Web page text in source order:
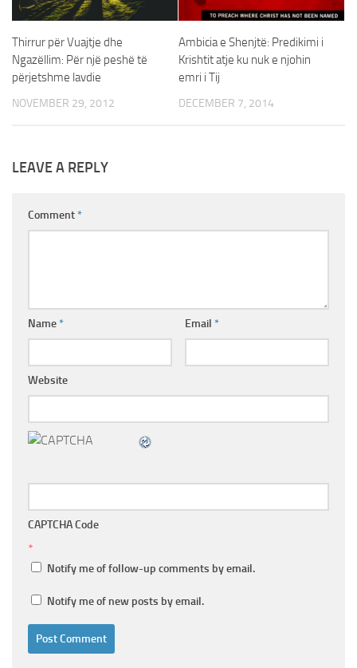
Thirrur për Vuajtje dhe
Ngazëllim: Për një peshë të
përjetshme lavdie
NOVEMBER 29, 2012
Ambicia e Shenjtë: Predikimi i
Krishtit atje ku nuk e njohin
emri i Tij
DECEMBER 7, 2014
LEAVE A REPLY
Comment*
Name* Email *
Website
CAPTCHA Code
*
Notify me of follow-up comments by email.
Notify me of new posts by email.